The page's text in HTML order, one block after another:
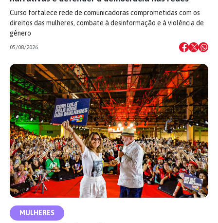
Curso fortalece rede de comunicadoras comprometidas com os
direitos das mulheres, combate à desinformação e à violência de
gênero
05/08/2026
MULHERES